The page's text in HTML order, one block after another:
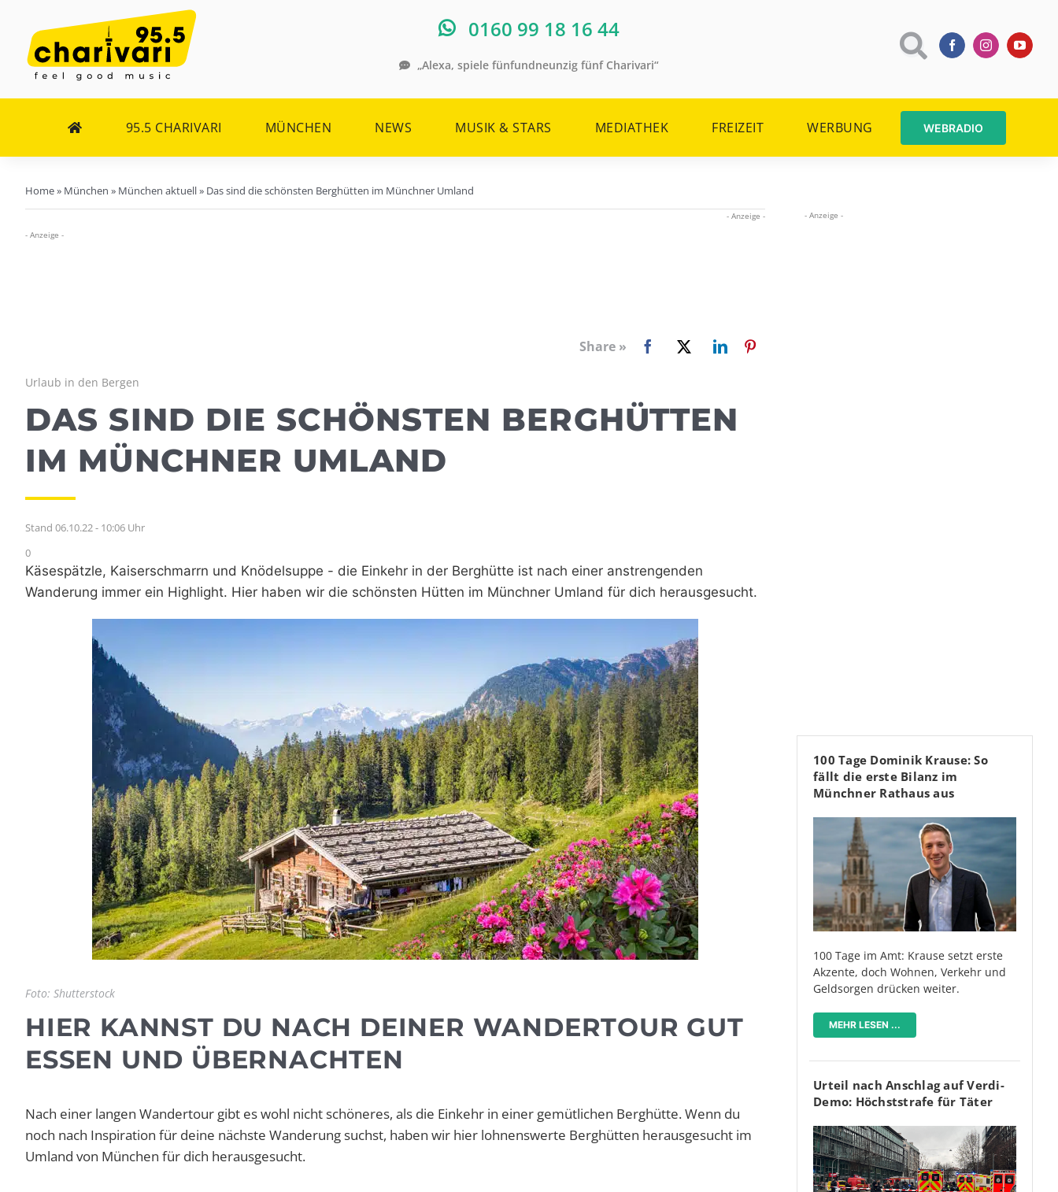
Inhalt
springen
0160 99 18 16 44
„Alexa, spiele fünfundneunzig fünf Charivari“
95.5 CHARIVARI MÜNCHEN NEWS MUSIK & STARS MEDIATHEK FREIZEIT WERBUNG WEBRADIO
Home» München » München aktuell» Das sind die schönsten Berghütten im Münchner Umland
- Anzeige -
- Anzeige -
Share »
Urlaub in den Bergen
DAS SIND DIE SCHÖNSTEN BERGHÜTTEN
IM MÜNCHNER UMLAND
Stand 06.10.22 - 10:06 Uhr
0
Käsespätzle, Kaiserschmarrn und Knödelsuppe - die Einkehr in der Berghütte ist nach einer anstrengenden
Wanderung immer ein Highlight. Hier haben wir die schönsten Hütten im Münchner Umland für dich herausgesucht.
Foto: Shutterstock
HIER KANNST DU NACH DEINER WANDERTOUR GUT
ESSEN UND ÜBERNACHTEN
Nach einer langen Wandertour gibt es wohl nicht schöneres, als die Einkehr in einer gemütlichen Berghütte. Wenn du
noch nach Inspiration für deine nächste Wanderung suchst, haben wir hier lohnenswerte Berghütten herausgesucht im
Umland von München für dich herausgesucht.
- Anzeige -
100 Tage Dominik Krause: So
fällt die erste Bilanz im
Münchner Rathaus aus
100 Tage im Amt: Krause setzt erste
Akzente, doch Wohnen, Verkehr und
Geldsorgen drücken weiter.
MEHR LESEN ...
Urteil nach Anschlag auf Verdi-
Demo: Höchststrafe für Täter